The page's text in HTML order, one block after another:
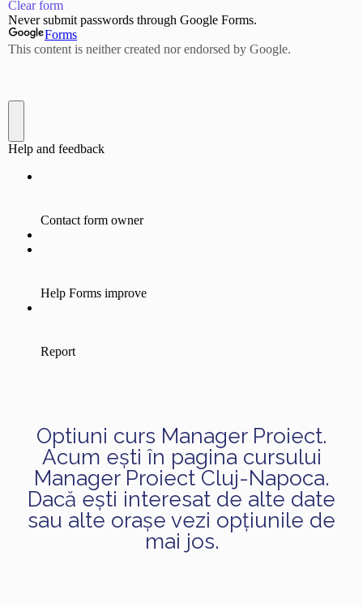
Optiuni curs Manager Proiect.
Acum ești în pagina cursului
Manager Proiect Cluj-Napoca.
Dacă ești interesat de alte date
sau alte orașe vezi opțiunile de
mai jos.